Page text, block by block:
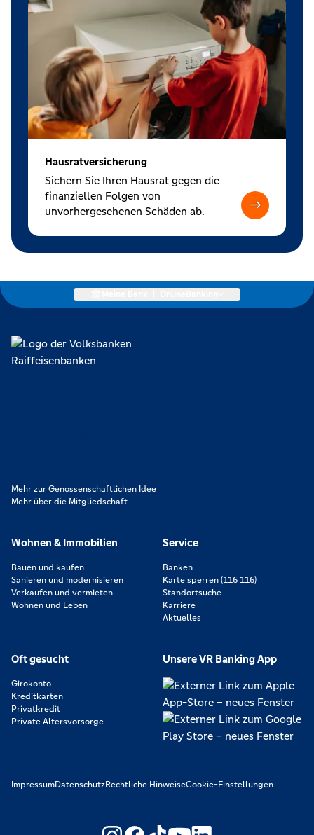
Hausratversicherung
Sichern Sie Ihren Hausrat gegen die
finanziellen Folgen von
unvorhergesehenen Schäden ab.
Mehr zur Genossenschaftlichen Idee
Mehr über die Mitgliedschaft
Wohnen & Immobilien
Bauen und kaufen
Sanieren und modernisieren
Verkaufen und vermieten
Wohnen und Leben
Service
Banken
Karte sperren (116 116)
Standortsuche
Karriere
Aktuelles
Oft gesucht
Girokonto
Kreditkarten
Privatkredit
Private Altersvorsorge
Unsere VR Banking App
ImpressumDatenschutzRechtliche HinweiseCookie-Einstellungen
https://www.youtube.com/
https://